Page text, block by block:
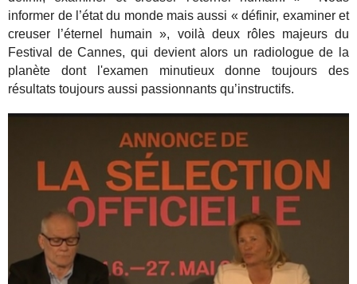
informer de l’état du monde mais aussi « définir, examiner et
creuser l’éternel humain », voilà deux rôles majeurs du
Festival de Cannes, qui devient alors un radiologue de la
planète dont l'examen minutieux donne toujours des
résultats toujours aussi passionnants qu’instructifs.